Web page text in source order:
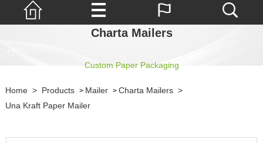
Charta Mailers
Custom Paper Packaging
Home > Products > Mailer > Charta Mailers >
Una Kraft Paper Mailer